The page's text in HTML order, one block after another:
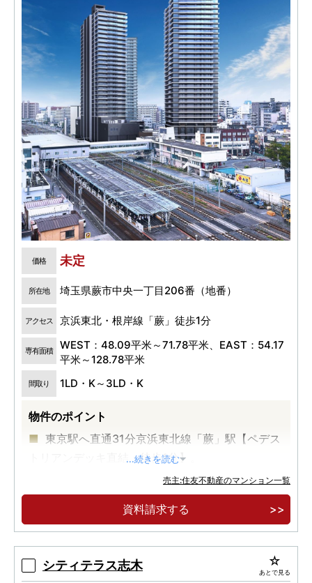
価格 未定
所在地 埼玉県蕨市中央一丁目206番（地番）
アクセス 京浜東北・根岸線「蕨」徒歩1分
専有面積
WEST：48.09平米～71.78平米、EAST：54.17
平米～128.78平米
間取り 1LD・K～3LD・K
物件のポイント
東京駅へ直通31分京浜東北線「蕨」駅【ペデス
トリアンデッキ直結・徒歩1分】。
施行区域面積約1.9ha。住宅・商業・行政一体
大規模再開発に誕生する、全413邸大規模ツインタ
サイト公開！
...続きを読む
売主:住友不動産のマンション一覧
資料請求する
シティテラス志木 あとで見る